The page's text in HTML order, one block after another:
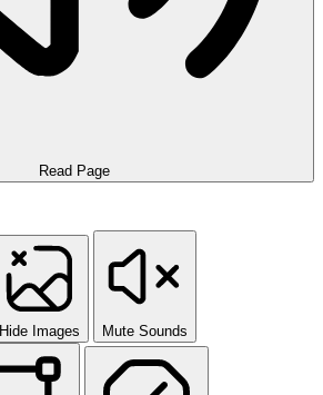
Read Page
Hide Images Mute Sounds